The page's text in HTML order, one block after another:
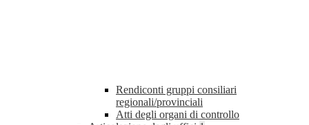
Rendiconti gruppi consiliari
regionali/provinciali
Atti degli organi di controllo